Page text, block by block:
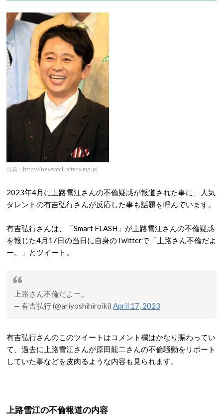
出典：https://newsatcl-pctr.c.yimg.jp/
2023年4月に上路雪江さんの不倫疑惑が報道された事に、人気
タレントの有吉弘行さんが反応した事も話題を呼んでいます。
有吉弘行さんは、「Smart FLASH」が上路雪江さんの不倫疑惑
を報じた4月17日の当日に自身のTwitterで「上路さん不倫だよ
ー。」とツイート。
上路さん不倫だよー。
— 有吉弘行 (@ariyoshihiroiki) April 17, 2023
有吉弘行さんのこのツイートはコメント欄はかなり賑わってい
て、過去に上路雪江さんが原田龍二さんの不倫騒動をリポート
していた事などを皮肉るような内容も見られます。
上路雪江の不倫報道の内容